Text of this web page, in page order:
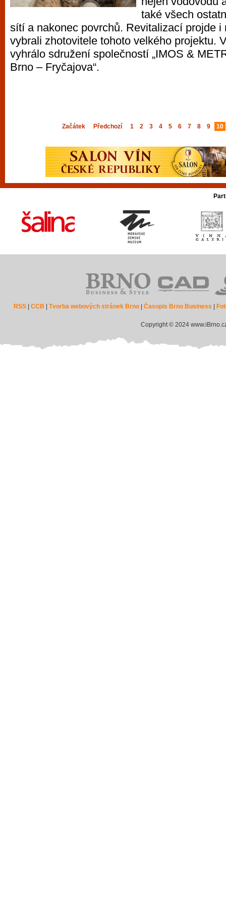
také všech
sítí a nakonec povrchů. Revitalizací projde
vybrali zhotovitele tohoto velkého projektu.
vyhrálo sdružení společností „IMOS &
Brno – Fryčajova“.
Začátek Předchozí 1 2 3 4 5 6 7 8 9 10
RSS |CCB |Tvorba webových stránek Brno |Časopis Brno Business
Copyright © 2024